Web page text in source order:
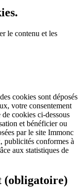
le contenu et les
cookies sont déposés
votre consentement
cookies ci-dessous
et bénéficier ou
par le site Immonc
publicités conformes à
aux statistiques de
(obligatoire)